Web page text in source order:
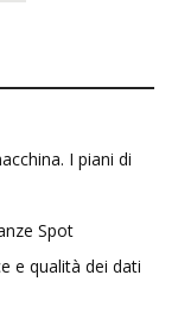
I piani di
Spot
e qualità dei dati